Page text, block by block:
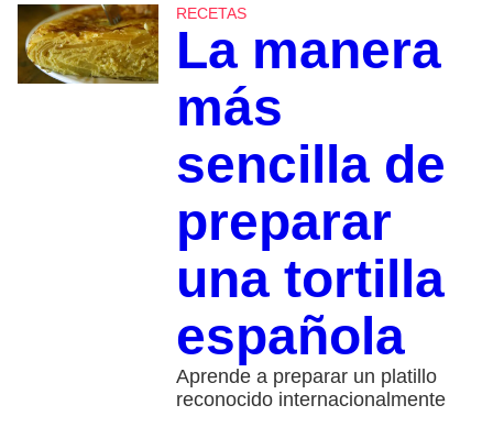
RECETAS
La manera
más
sencilla de
preparar
una tortilla
española
Aprende a preparar un platillo
reconocido internacionalmente